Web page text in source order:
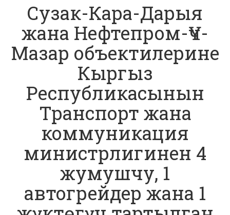
Сузак-Кара-Дарыя
жана Нефтепром-Үч-
Мазар объектилерине
Кыргыз
Республикасынын
Транспорт жана
коммуникация
министрлигинен 4
жумушчу, 1
автогрейдер жана 1